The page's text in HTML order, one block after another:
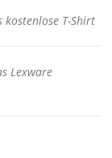
kostenlose T-Shirt
Lexware